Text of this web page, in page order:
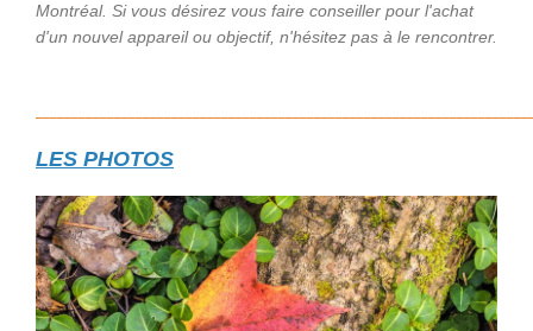
Montréal. Si vous désirez vous faire conseiller pour l'achat
d'un nouvel appareil ou objectif, n'hésitez pas à le rencontrer.
LES PHOTOS